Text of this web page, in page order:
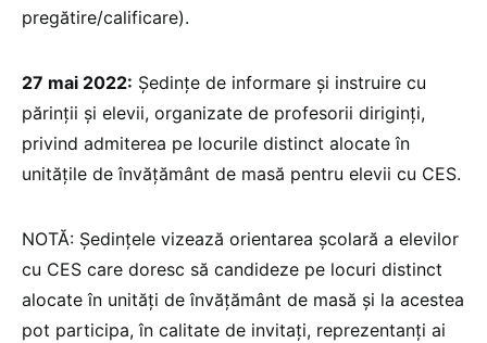
pregătire/calificare).
27 mai 2022: Ședințe de informare și instruire cu
părinții și elevii, organizate de profesorii diriginți,
privind admiterea pe locurile distinct alocate în
unitățile de învățământ de masă pentru elevii cu CES.
NOTĂ: Ședințele vizează orientarea școlară a elevilor
cu CES care doresc să candideze pe locuri distinct
alocate în unități de învățământ de masă și la acestea
pot participa, în calitate de invitați, reprezentanți ai